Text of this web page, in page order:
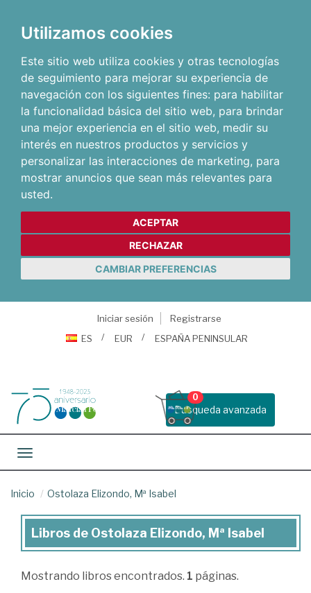
Utilizamos cookies
Este sitio web utiliza cookies y otras tecnologías
de seguimiento para mejorar su experiencia de
navegación con los siguientes fines: para habilitar
la funcionalidad básica del sitio web, para brindar
una mejor experiencia en el sitio web, medir su
interés en nuestros productos y servicios y
personalizar las interacciones de marketing, para
mostrar anuncios que sean más relevantes para
usted.
ACEPTAR
RECHAZAR
CAMBIAR PREFERENCIAS
Iniciar sesión
Registrarse
ES
EUR ESPAÑA PENINSULAR
Busqueda avanzada
0
Toggle navigation
Inicio Ostolaza Elizondo, Mª Isabel
Libros
Ostolaza
Libros de Ostolaza Elizondo, Mª Isabel
Mostrando libros encontrados. 1 páginas.